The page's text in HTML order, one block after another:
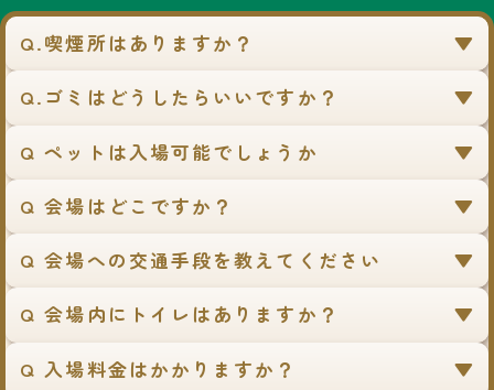
Q.喫煙所はありますか？
Q.ゴミはどうしたらいいですか？
Q ペットは入場可能でしょうか
Q 会場はどこですか？
Q 会場への交通手段を教えてください
Q 会場内にトイレはありますか？
Q 入場料金はかかりますか？